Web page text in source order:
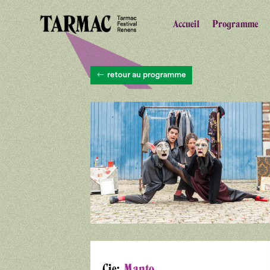
Accueil Programme
retour au programme